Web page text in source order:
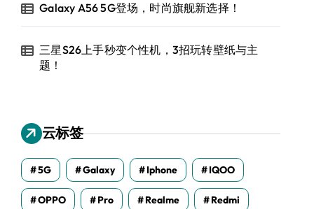
Galaxy A56 5G登场，时尚旗舰新选择！
三星S26上手秒变个性机，3招玩转壁纸与主
题！
云标签
5G Galaxy Iphone IQOO
OPPO Pro Realme Redmi